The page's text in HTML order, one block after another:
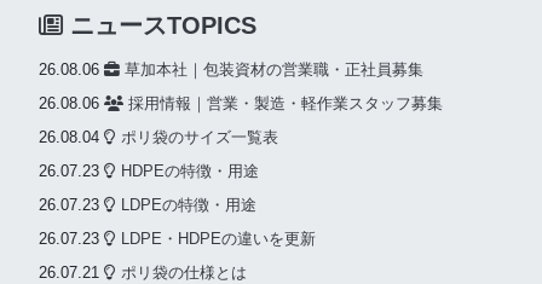
ニュースTOPICS
26.08.06
草加本社｜包装資材の営業職・正社員募集
26.08.06
採用情報｜営業・製造・軽作業スタッフ募集
26.08.04
ポリ袋のサイズ一覧表
26.07.23
HDPEの特徴・用途
26.07.23
LDPEの特徴・用途
26.07.23
LDPE・HDPEの違いを更新
26.07.21
ポリ袋の仕様とは